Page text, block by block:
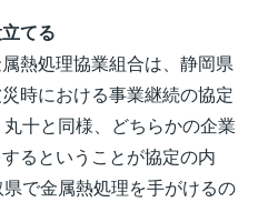
立てる
熱処理協業組合は、静岡県
時における事業継続の協定
十と同様、どちらかの企業
るということが協定の内
で金属熱処理を手がけるの